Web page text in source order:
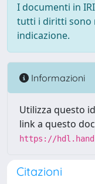
I documenti in
tutti i diritti sono
indicazione.
Informazioni
Utilizza questo
link a questo
https://
Citazioni